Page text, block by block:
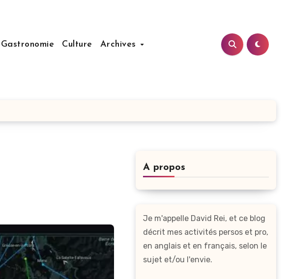
Gastronomie Culture Archives
A propos
Je m'appelle David Rei, et ce blog
décrit mes activités persos et pro,
en anglais et en français, selon le
sujet et/ou l'envie.